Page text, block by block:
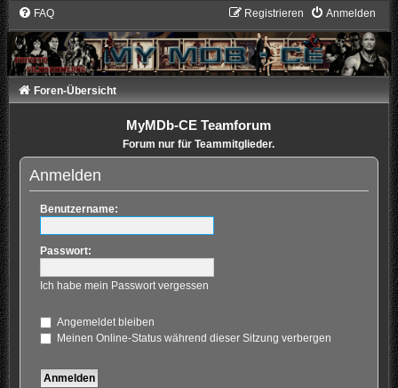
FAQ Anmelden
Registrieren
Foren-Übersicht
MyMDb-CE Teamforum
Forum nur für Teammitglieder.
Anmelden
Benutzername:
Passwort:
Ich habe mein Passwort vergessen
Angemeldet bleiben
Meinen Online-Status während dieser Sitzung verbergen